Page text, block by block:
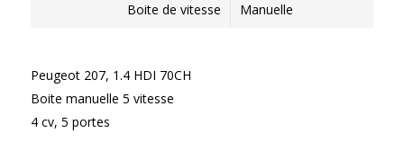
Boite de vitesse Manuelle
Peugeot 207, 1.4 HDI 70CH
Boite manuelle 5 vitesse
4 cv, 5 portes